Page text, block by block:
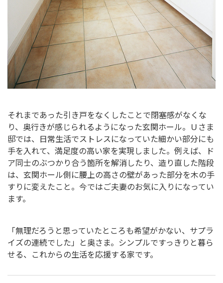
それまであった引き戸をなくしたことで閉塞感がなくな
り、奥行きが感じられるようになった玄関ホール。Ｕさま
邸では、日常生活でストレスになっていた細かい部分にも
手を入れて、満足度の高い家を実現しました。例えば、ド
ア同士のぶつかり合う箇所を解消したり、造り直した階段
は、玄関ホール側に腰上の高さの壁があった部分を木の手
すりに変えたこと。今ではご夫妻のお気に入りになってい
ます。
「無理だろうと思っていたところも希望がかない、サプラ
イズの連続でした」と奥さま。シンプルですっきりと暮ら
せる、これからの生活を応援する家です。